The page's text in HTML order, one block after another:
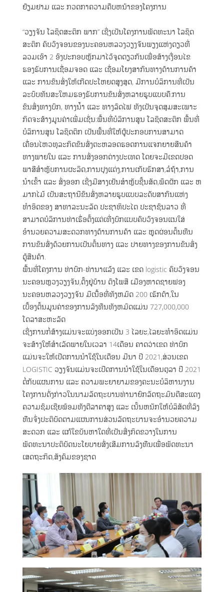
News
CSR
Activity
CONTACT US
ຟອມຕິດຕໍ່ຫ້ອງການ
ຟອມຕິດຕໍ່ຝ່າຍຂາຍ
Download
CAREER
Recruitment Announcement
Online Application Form
LAO
ຢ້ຽມຢາມ ແລະ ກວດກາຄວາມຄືບຫນ້າຂອງໂຄງການ
“ວຽງຈັນ ໂລຊິດສະຕິກ ພາກ” ເຊີ່ງເປັນໂຄງການພັດທະນາ ໂລຊິດ
ສະຕິກ ຄົບວົງຈອນຂອງນະຄອນຫລວງວຽງຈັນພຽງແຫ່ງດຽວທີ່
ລວມເອົາ 2 ອົງປະກອບຫຼັກມາໄວ້ຈຸດດຽວກັນເພື່ອສ້າງເງື່ອນໄຂ
ຮອງຮັບການເຊື່ອມຈອດ ແລະ ເຊື່ອມໂຍງສາກົນທາງດ້ານການຄ້າ
ແລະ ການຂົນສົ່ງໃຫ້ເກີດປະໂຫຍດສູງສຸດ, ມີການບໍລິການທີ່ເປັນ
ລະບົບທັນສະໃຫມຮອງຮັບການຂົນສົ່ງຫລາຍຮູບແບບຄື:ການ
ຂົນສົ່ງທາງບົກ, ທາງນ້ຳ ແລະ ທາງລົດໄຟ ທັງເປັນຈຸດສຸມສະເພາະ
ກິດຈະສ້າງມູນຄ່າເພີ່ມເຊັ່ນ:ພື້ນທີ່ບໍລິການສູນ ໂລຊິດສະຕິກ ພື້ນທີ່
ບໍລິການສູນ ໂລຊິດຕິກ ເປັນພື້ນທີ່ໃຫ້ຜູ້ປະກອບການສາມາດ
ເຄື່ອນໄຫວທຸລະກິດຂົນສົ່ງຕະຫລອດຮອດການແຈກຍາຍສີນຄ້າ
ທາງພາຍໃນ ແລະ ການສົ່ງອອກຕ່າງປະເທດ ໂດຍຈະມີເຂດປອດ
ພາສີສຳຫຼັບການຜະລິດ,ການປຸງແຕ່ງ,ການເກັບຮັກສາ,ລໍຖ້າ,ການ
ນຳເຂົ້າ ແລະ ສົ່ງອອກ ເຊີ່ງມີສາງເຢັນສໍາຫຼັບຊີ້ນສັດ,ພຶດຜັກ ແລະ ຫ
ມາກໄມ້ ເປັນສະຖານີຂົນສົ່ງຫລາຍຮູບແບບລະດັບສາກົນແຫ່ງ
ທຳອິດຂອງ ສາທາລະນະລັດ ປະຊາທິປະໄຕ ປະຊາຊົນລາວ ທີ່
ສາມາດບໍລິການທ່າເຮື່ອຕັ້ງແຕ່ເທີ່ງບົກແບບຄົບວົງຈອນແນໃສ່
ອຳນວຍຄວາມສະດວກທາງດ້ານການຄ້າ ແລະ ຫຼຸດຜ່ອນຕົ້ນທືນ
ການຂົນສົ່ງດ້ວຍການເປັນຕົ້ນທາງ ແລະ ປາຍທາງຂອງການຂົນສົ່ງ
ຕູ້ສີນຄ້າ.
ພື້ນທີ່ໂຄງການ ທ່າບົກ-ທ່ານາແລ້ງ ແລະ ເຂດ logistic ຄົບວົງຈອນ
ນະຄອນຫຼວງວຽງຈັນ,ຕັ້ງຢູ່ບ້ານ ດົງໂພສີ ເມືອງຫາດຊາຍຟອງ
ນະຄອນຫລວງວຽງຈັນ ມີເນື້ອທີ່ທັງຫມົດ 200 ເຮັກຕ້າ,ໃນ
ເບື້ອງຕົ້ນມູນຄ່າຂອງການລົງທືນທັງຫມົດແມ່ນ 727,000,000
ໂດລາສະຫະລັດ
ເຊີ່ງການກໍ່ສ້າງແມ່ນຈະແບ່ງອອກເປັນ 3 ໄລຍະ,ໄລຍະທຳອິດແມ່ນ
ຈະສ້າງໃຫ້ສຳເລັດພາຍໃນເວລາ 14ເດືອນ ຄາດວ່າເຂດ ທ່າບົກ
ແມ່ນຈະໃຫ້ເປີດການນຳໃຊ້ໃນເດືອນ ມີນາ ປີ 2021,ສ່ວນເຂດ
LOGISTIC ວຽງຈັນແມ່ນຈະເປີດການນຳໃຊ້ໃນເດືອນຕຸລາ ປີ 2021
ຕໍ່ກັບແຜນການ ແລະ ຄວາມພະຍາຍາມຂອງຄະນະບໍລິຫານງານ
ໂຄງການດັ່ງກ່າວໃນນາມລັດຖະບານທ່ານາຍົກລັດຖະມົນຕີສະແດງ
ຄວາມຊົມເຊີຍພ້ອມທັງຕີລາຄາສູງ ແລະ ເນັ້ນຫນັກໃຫ້ບໍລິສັດທີ່ລົງ
ທືນຈົ່ງປະຕິບັດຕາມແຜນການສ່ວນລັດຖະບານຈະອຳນວຍຄວາມ
ສະດວກ ແລະ ແກ້ໃຂບັນຫາໃດທີ່ເປັນສີ່ງກິດຂວາງໃນການ
ພັດທະນາປະຕິບັດນະໂຍບາຍສົ່ງເສີມການລົງທືນເພື່ອພັດທະນາ
ເສດຖະກິດ,ສັງຄົມຂອງຊາດ